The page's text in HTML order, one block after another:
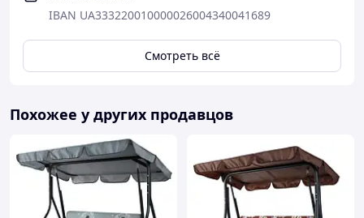
IBAN UA333220010000026004340041689
Смотреть всё
Похожее у других продавцов